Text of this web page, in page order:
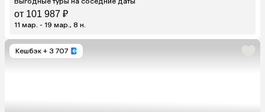
от 101 987 ₽
11 мар. - 19 мар., 8 н.
Кешбэк + 3 707